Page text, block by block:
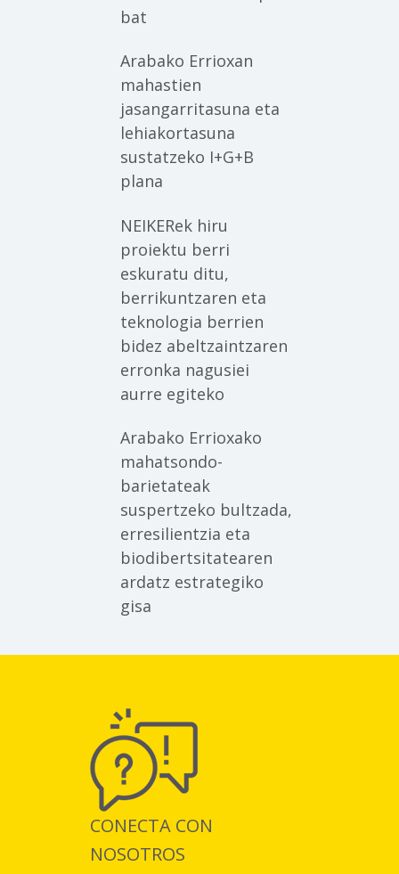
bat
Arabako Errioxan
mahastien
jasangarritasuna eta
lehiakortasuna
sustatzeko I+G+B
plana
NEIKERek hiru
proiektu berri
eskuratu ditu,
berrikuntzaren eta
teknologia berrien
bidez abeltzaintzaren
erronka nagusiei
aurre egiteko
Arabako Errioxako
mahatsondo-
barietateak
suspertzeko bultzada,
erresilientzia eta
biodibertsitatearen
ardatz estrategiko
gisa
CONECTA CON
NOSOTROS